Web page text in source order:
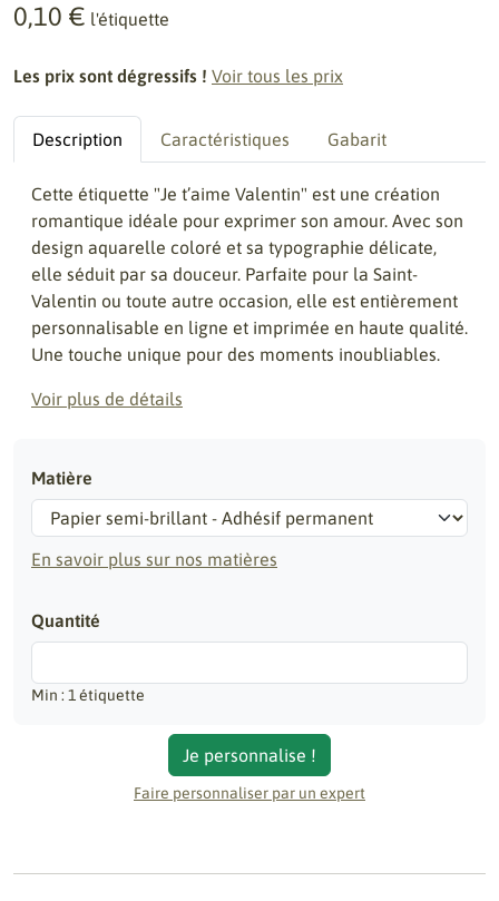
0,10 € l'étiquette
Les prix sont dégressifs ! Voir tous les prix
Description Caractéristiques Gabarit
Cette étiquette "Je t’aime Valentin" est une création
romantique idéale pour exprimer son amour. Avec son
design aquarelle coloré et sa typographie délicate,
elle séduit par sa douceur. Parfaite pour la Saint-
Valentin ou toute autre occasion, elle est entièrement
personnalisable en ligne et imprimée en haute qualité.
Une touche unique pour des moments inoubliables.
Voir plus de détails
Matière
En savoir plus sur nos matières
Quantité
Min : 1 étiquette
Faire personnaliser par un expert
Je personnalise !